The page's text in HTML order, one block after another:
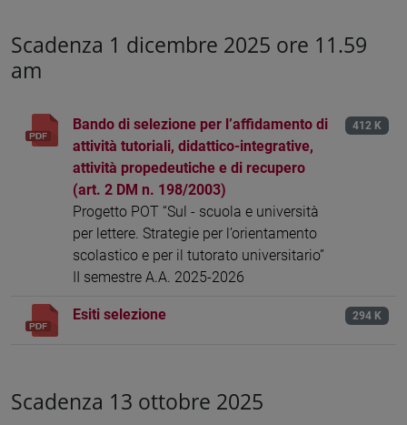
Scadenza 1 dicembre 2025 ore 11.59
am
Bando di selezione per l’affidamento di
attività tutoriali, didattico-integrative,
attività propedeutiche e di recupero
(art. 2 DM n. 198/2003)
Progetto POT “Sul - scuola e università
per lettere. Strategie per l’orientamento
scolastico e per il tutorato universitario”
II semestre A.A. 2025-2026
412 K
Esiti selezione 294 K
Scadenza 13 ottobre 2025